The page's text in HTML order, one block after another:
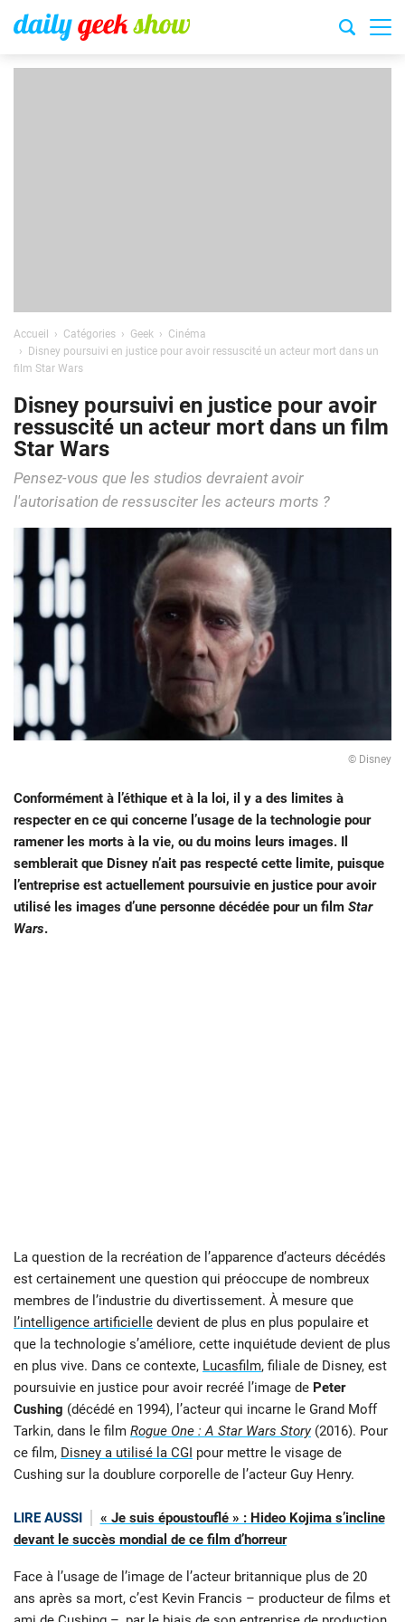
Accueil Catégories Geek
Cinéma
Disney poursuivi en justice pour avoir ressuscité un acteur mort dans un
film Star Wars
Disney poursuivi en justice pour avoir
ressuscité un acteur mort dans un film
Star Wars
Pensez-vous que les studios devraient avoir
l'autorisation de ressusciter les acteurs morts ?
© Disney
Conformément à l’éthique et à la loi, il y a des limites à
respecter en ce qui concerne l’usage de la technologie pour
ramener les morts à la vie, ou du moins leurs images. Il
semblerait que Disney n’ait pas respecté cette limite, puisque
l’entreprise est actuellement poursuivie en justice pour avoir
utilisé les images d’une personne décédée pour un film Star
Wars.
La question de la recréation de l’apparence d’acteurs décédés
est certainement une question qui préoccupe de nombreux
membres de l’industrie du divertissement. À mesure que
l’intelligence artificielle devient de plus en plus populaire et
que la technologie s’améliore, cette inquiétude devient de plus
en plus vive. Dans ce contexte, Lucasfilm, filiale de Disney, est
poursuivie en justice pour avoir recréé l’image de Peter
Cushing (décédé en 1994), l’acteur qui incarne le Grand Moff
Tarkin, dans le film Rogue One : A Star Wars Story(2016). Pour
ce film, Disney a utilisé la CGI pour mettre le visage de
Cushing sur la doublure corporelle de l’acteur Guy Henry.
LIRE AUSSI
« Je suis époustouflé » : Hideo Kojima s’incline
devant le succès mondial de ce film d’horreur
Face à l’usage de l’image de l’acteur britannique plus de 20
ans après sa mort, c’est Kevin Francis – producteur de films et